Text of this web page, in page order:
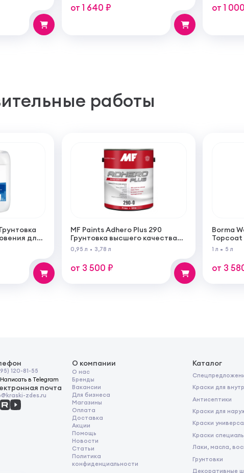
покрытия 250мм
от 1 640 ₽ от 1
работы
для
работ
MF Paints Adhero Plus 290
Грунтовка высшего качества
из 100% акрилового латекса
для внутренних и наружных
работ
0,95 л 3,78 л
от 3 500 ₽
Borma
Topcoat
Грунт
основе
1 л 5 л
от 3
120-81-55
Написать в Telegram
почта
zdes.ru
О компании
О нас
Бренды
Вакансии
Для бизнеса
Магазины
Оплата
Доставка
Акции
Помощь
Новости
Статьи
Политика
конфиденциальности
Каталог
Краски для
Антисептики
Краски для
Краски
Краски
Лаки, масла,
Грунтовки
Декоративные